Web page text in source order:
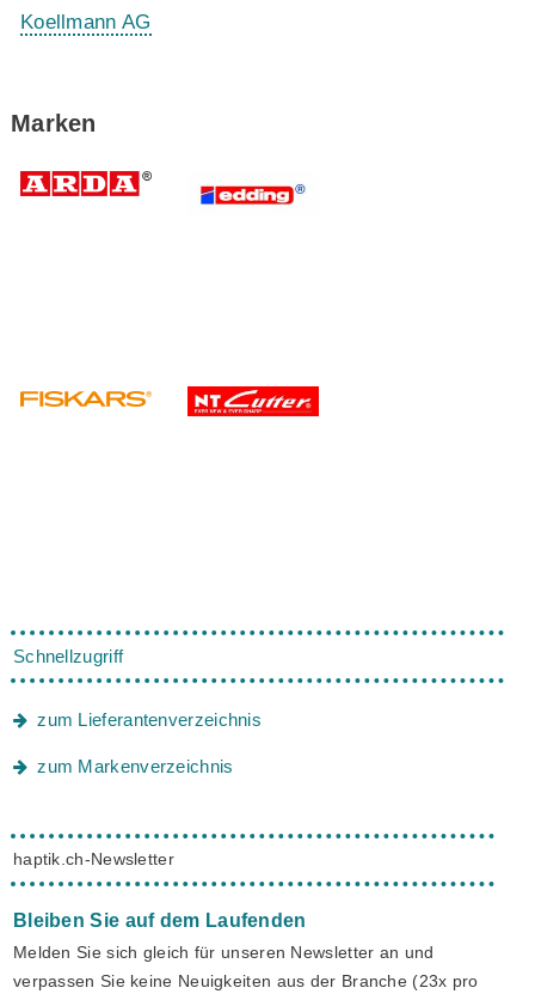
Koellmann AG
Marken
Schnellzugriff
zum Lieferantenverzeichnis
zum Markenverzeichnis
haptik.ch-Newsletter
Bleiben Sie auf dem Laufenden
Melden Sie sich gleich für unseren Newsletter an und
verpassen Sie keine Neuigkeiten aus der Branche (23x pro